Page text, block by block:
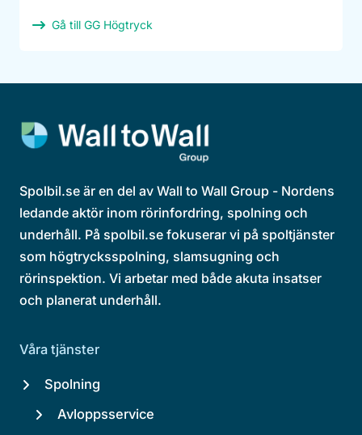
Gå till GG Högtryck
Spolbil.se är en del av Wall to Wall Group - Nordens
ledande aktör inom rörinfordring, spolning och
underhåll. På spolbil.se fokuserar vi på spoltjänster
som högtrycksspolning, slamsugning och
rörinspektion. Vi arbetar med både akuta insatser
och planerat underhåll.
Våra tjänster
Spolning
Avloppsservice